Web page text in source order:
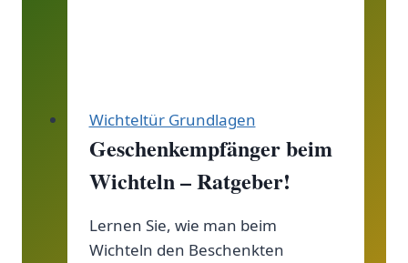
Wichteltür Grundlagen
Geschenkempfänger beim
Wichteln – Ratgeber!
Lernen Sie, wie man beim
Wichteln den Beschenkten